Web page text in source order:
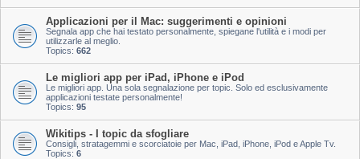
Applicazioni per il Mac: suggerimenti e opinioni
Segnala app che hai testato personalmente, spiegane l'utilità e i modi per
utilizzarle al meglio.
Topics: 662
Le migliori app per iPad, iPhone e iPod
Le migliori app. Una sola segnalazione per topic. Solo ed esclusivamente
applicazioni testate personalmente!
Topics: 95
Wikitips - I topic da sfogliare
Consigli, stratagemmi e scorciatoie per Mac, iPad, iPhone, iPod e Apple Tv.
Topics: 6